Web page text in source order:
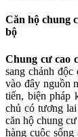
Căn hộ chung
bộ
Chung cư cao
sang chảnh
vào đây nguồn
tiến, biện pháp
chủ có tương
căn hộ chung
hàng cuộc